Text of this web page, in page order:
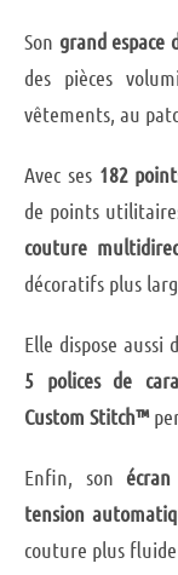
Son grand espace
des pièces
vêtements, au
Avec ses 182
de points
couture
décoratifs plus
Elle dispose aussi
5 polices de
Custom Stitch™
Enfin, son écran
tension
couture plus